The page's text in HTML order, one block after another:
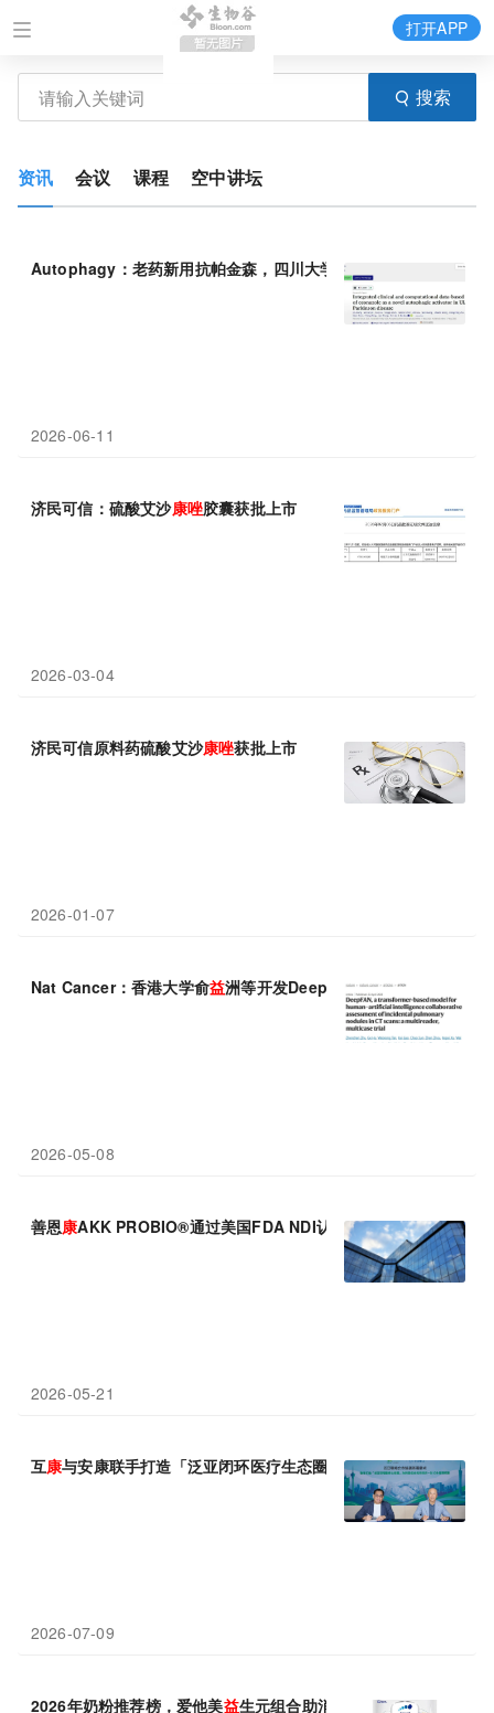
搜索
打开APP
资讯 会议 课程 空中讲坛
Autophagy：老药新用抗帕金森，四川大学刘博等团队发现抗真
2026-06-11
济民可信：硫酸艾沙康唑胶囊获批上市
2026-03-04
济民可信原料药硫酸艾沙康唑获批上市
2026-01-07
Nat Cancer：香港大学俞益洲等开发DeepFAN，国产AI助诊肺结
2026-05-08
善恩康AKK PROBIO®通过美国FDA NDI认可
2026-05-21
互康与安康联手打造「泛亚闭环医疗生态圈」
2026-07-09
2026年奶粉推荐榜，爱他美益生元组合助消化